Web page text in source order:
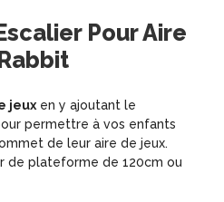
Pour Aire
jeux en y ajoutant le
permettre à vos enfants
de leur aire de jeux.
de plateforme de 120cm ou